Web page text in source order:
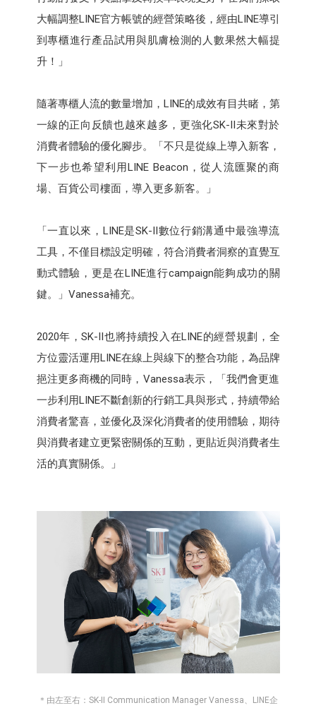
大幅調整LINE官方帳號的經營策略後，經由LINE導引
到專櫃進行產品試用與肌膚檢測的人數果然大幅提
升！」
隨著專櫃人流的數量增加，LINE的成效有目共睹，第
一線的正向反饋也越來越多，更強化SK-II未來對於
消費者體驗的優化腳步。「不只是從線上導入新客，
下一步也希望利用LINE Beacon，從人流匯聚的商
場、百貨公司樓面，導入更多新客。」
「一直以來，LINE是SK-II數位行銷溝通中最強導流
工具，不僅目標設定明確，符合消費者洞察的直覺互
動式體驗，更是在LINE進行campaign能夠成功的關
鍵。」Vanessa補充。
2020年，SK-II也將持續投入在LINE的經營規劃，全
方位靈活運用LINE在線上與線下的整合功能，為品牌
挹注更多商機的同時，Vanessa表示，「我們會更進
一步利用LINE不斷創新的行銷工具與形式，持續帶給
消費者驚喜，並優化及深化消費者的使用體驗，期待
與消費者建立更緊密關係的互動，更貼近與消費者生
活的真實關係。」
＊由左至右：SK-II Communication Manager Vanessa、LINE企